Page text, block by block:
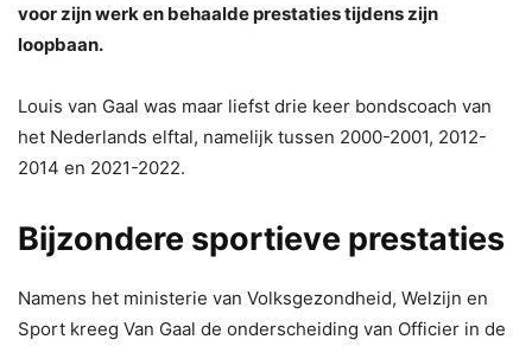
voor zijn werk en behaalde prestaties tijdens zijn
loopbaan.
Louis van Gaal was maar liefst drie keer bondscoach van
het Nederlands elftal, namelijk tussen 2000-2001, 2012-
2014 en 2021-2022.
Bijzondere sportieve prestaties
Namens het ministerie van Volksgezondheid, Welzijn en
Sport kreeg Van Gaal de onderscheiding van Officier in de